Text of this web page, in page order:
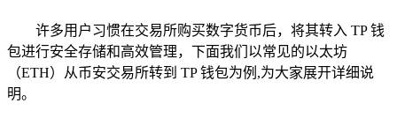
许多用户习惯在交易所购买数字货币后，将其转入 TP 钱
包进行安全存储和高效管理，下面我们以常见的以太坊
（ETH）从币安交易所转到 TP 钱包为例,为大家展开详细说
明。